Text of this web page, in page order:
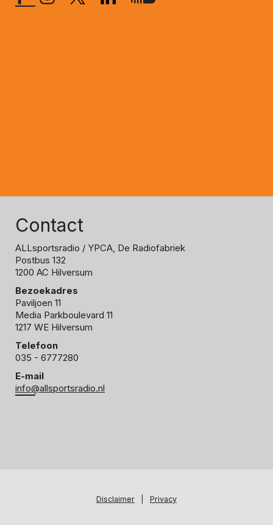
Contact
ALLsportsradio / YPCA, De Radiofabriek
Postbus 132
1200 AC Hilversum
Bezoekadres
Paviljoen 11
Media Parkboulevard 11
1217 WE Hilversum
Telefoon
035 - 6777280
E-mail
info@allsportsradio.nl
Disclaimer Privacy